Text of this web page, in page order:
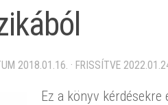
2018.01.16. · FRISSÍTVE
Ez a könyv